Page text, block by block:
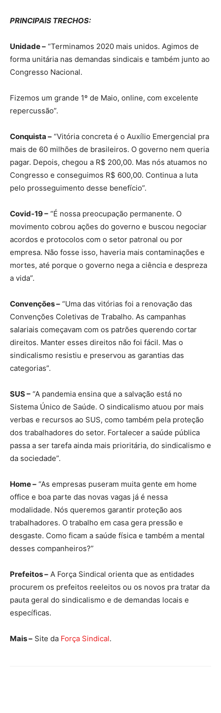
PRINCIPAIS TRECHOS:
Unidade – “Terminamos 2020 mais unidos. Agimos de
forma unitária nas demandas sindicais e também junto ao
Congresso Nacional.
Fizemos um grande 1º de Maio, online, com excelente
repercussão”.
Conquista – “Vitória concreta é o Auxílio Emergencial pra
mais de 60 milhões de brasileiros. O governo nem queria
pagar. Depois, chegou a R$ 200,00. Mas nós atuamos no
Congresso e conseguimos R$ 600,00. Continua a luta
pelo prosseguimento desse benefício”.
Covid-19 – “É nossa preocupação permanente. O
movimento cobrou ações do governo e buscou negociar
acordos e protocolos com o setor patronal ou por
empresa. Não fosse isso, haveria mais contaminações e
mortes, até porque o governo nega a ciência e despreza
a vida”.
Convenções – “Uma das vitórias foi a renovação das
Convenções Coletivas de Trabalho. As campanhas
salariais começavam com os patrões querendo cortar
direitos. Manter esses direitos não foi fácil. Mas o
sindicalismo resistiu e preservou as garantias das
categorias”.
SUS – “A pandemia ensina que a salvação está no
Sistema Único de Saúde. O sindicalismo atuou por mais
verbas e recursos ao SUS, como também pela proteção
dos trabalhadores do setor. Fortalecer a saúde pública
passa a ser tarefa ainda mais prioritária, do sindicalismo e
da sociedade”.
Home – “As empresas puseram muita gente em home
office e boa parte das novas vagas já é nessa
modalidade. Nós queremos garantir proteção aos
trabalhadores. O trabalho em casa gera pressão e
desgaste. Como ficam a saúde física e também a mental
desses companheiros?”
Prefeitos – A Força Sindical orienta que as entidades
procurem os prefeitos reeleitos ou os novos pra tratar da
pauta geral do sindicalismo e de demandas locais e
específicas.
Mais – Site da Força Sindical.